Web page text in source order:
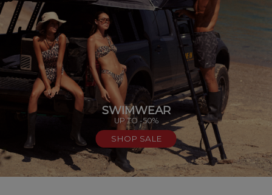
SWIMWEAR
UP TO -50%
SHOP SALE